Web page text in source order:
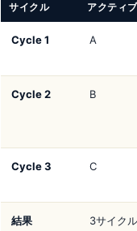
サイクル アクティブ
Cycle 1 A
Cycle 2 B
Cycle 3 C
結果
3サイク